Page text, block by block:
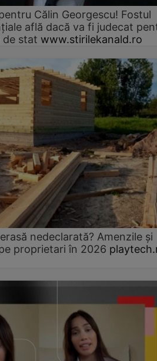
Călin Georgescu! Fostul
află dacă va fi judecat
stat www.stirilekanald.ro
nedeclarată? Amenzile și
proprietari în 2026